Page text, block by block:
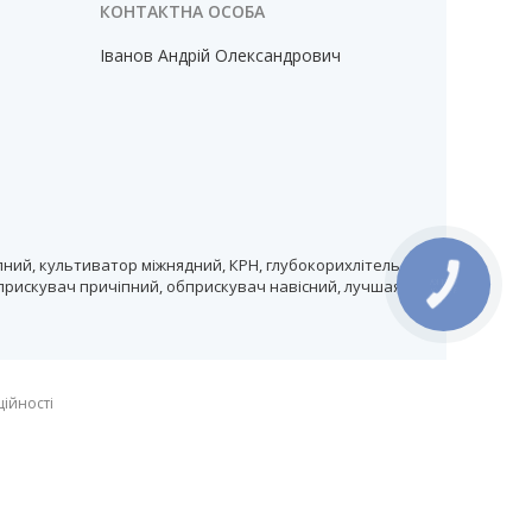
Іванов Андрій Олександрович
культиватор міжнядний, КРН, глубокорихлітель,
причіпний, обприскувач навісний, лучшая
КНОПКА
ЗВ'ЯЗКУ